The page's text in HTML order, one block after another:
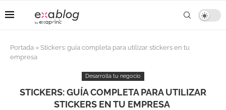
Portada » Stickers: guía completa para utilizar stickers en tu
empresa
Desarrolla tu negocio
STICKERS: GUÍA COMPLETA PARA UTILIZAR
STICKERS EN TU EMPRESA